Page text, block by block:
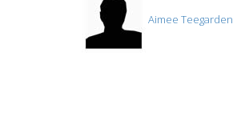
Aimee Teegarden